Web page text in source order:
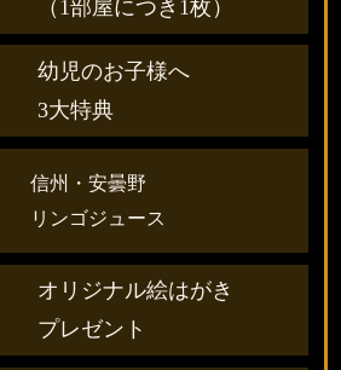
（1部屋につき1枚）
幼児のお子様へ
3大特典
信州・安曇野
リンゴジュース
オリジナル絵はがき
プレゼント